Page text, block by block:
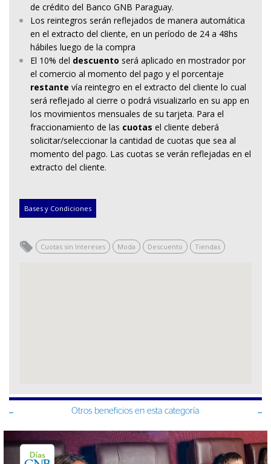
de crédito del Banco GNB Paraguay.
Los reintegros serán reflejados de manera automática
en el extracto del cliente, en un período de 24 a 48hs
hábiles luego de la compra
El 10% del descuento será aplicado en mostrador por
el comercio al momento del pago y el porcentaje
restante vía reintegro en el extracto del cliente lo cual
será reflejado al cierre o podrá visualizarlo en su app en
los movimientos mensuales de su tarjeta. Para el
fraccionamiento de las cuotas el cliente deberá
solicitar/seleccionar la cantidad de cuotas que sea al
momento del pago. Las cuotas se verán reflejadas en el
extracto del cliente.
Bases y Condiciones
Cuotas sin Intereses Moda Descuento Tiendas
Otros beneficios en esta categoría